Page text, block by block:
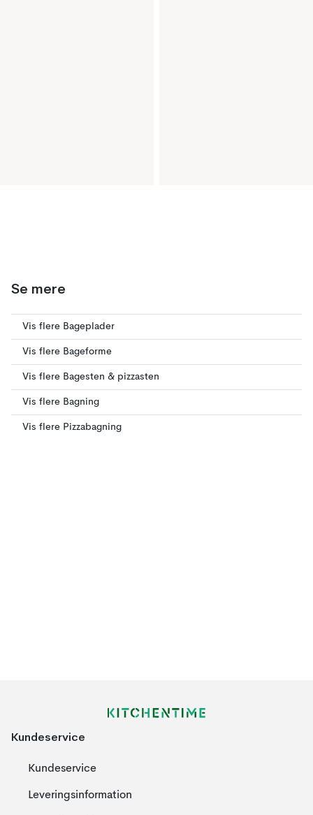
Se mere
Vis flere Bageplader
Vis flere Bageforme
Vis flere Bagesten & pizzasten
Vis flere Bagning
Vis flere Pizzabagning
Kundeservice
Kundeservice
Leveringsinformation